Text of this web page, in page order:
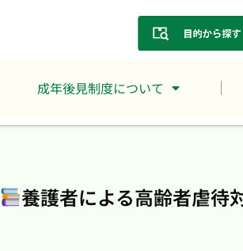
成年後見制度について
養護者による高齢者虐待